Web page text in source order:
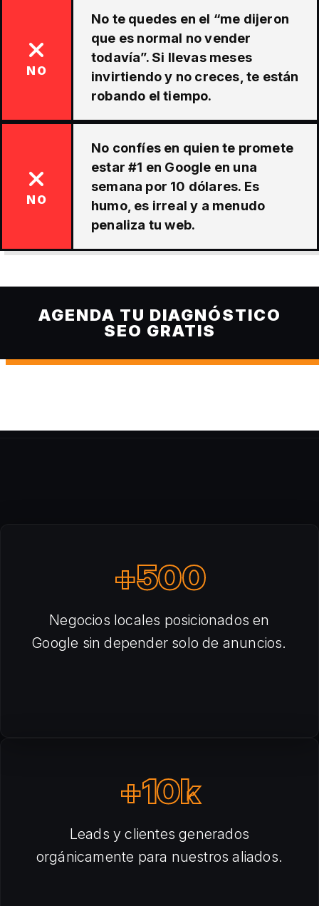
NO
No te quedes en el “me dijeron
que es normal no vender
todavía”. Si llevas meses
invirtiendo y no creces, te están
robando el tiempo.
NO
No confíes en quien te promete
estar #1 en Google en una
semana por 10 dólares. Es
humo, es irreal y a menudo
penaliza tu web.
AGENDA TU DIAGNÓSTICO
SEO GRATIS
+500
Negocios locales posicionados en
Google sin depender solo de anuncios.
+10k
Leads y clientes generados
orgánicamente para nuestros aliados.